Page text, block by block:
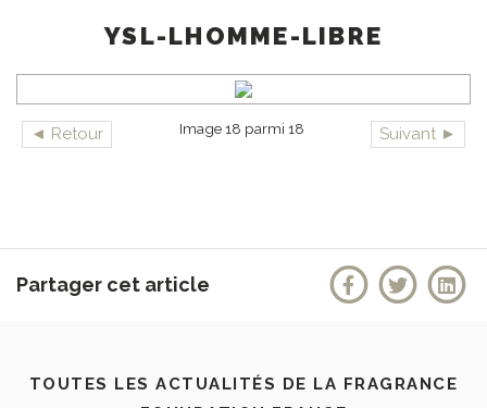
YSL-LHOMME-LIBRE
◄ Retour Suivant ►
Image 18 parmi 18
Partager cet article
TOUTES LES ACTUALITÉS DE LA FRAGRANCE